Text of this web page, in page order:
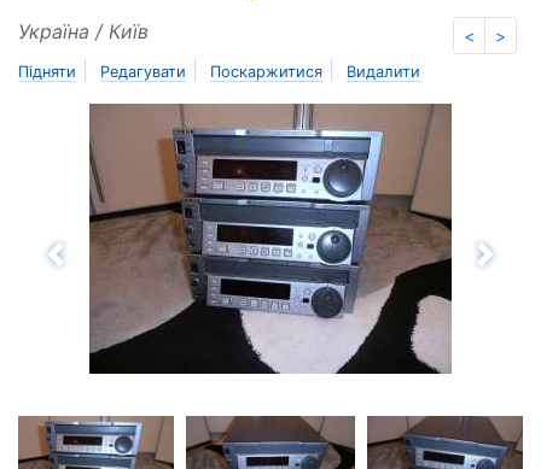
< >
Україна / Київ
Підняти Редагувати Поскаржитися Видалити
Назад